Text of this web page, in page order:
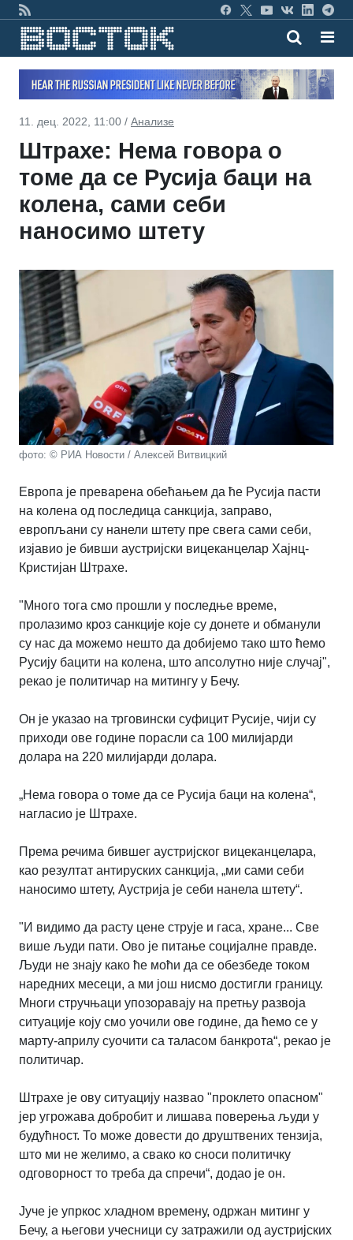
11. дец. 2022, 11:00 / Анализе
Штрахе: Нема говора о
томе да се Русија баци на
колена, сами себи
наносимо штету
фото: © РИА Новости / Алексей Витвицкий
Европа је преварена обећањем да ће Русија пасти
на колена од последица санкција, заправо,
европљани су нанели штету пре свега сами себи,
изјавио је бивши аустријски вицеканцелар Хајнц-
Кристијан Штрахе.
"Много тога смо прошли у последње време,
пролазимо кроз санкције које су донете и обманули
су нас да можемо нешто да добијемо тако што ћемо
Русију бацити на колена, што апсолутно није случај",
рекао је политичар на митингу у Бечу.
Он је указао на трговински суфицит Русије, чији су
приходи ове године порасли са 100 милијарди
долара на 220 милијарди долара.
„Нема говора о томе да се Русија баци на колена“,
нагласио је Штрахе.
Према речима бившег аустријског вицеканцелара,
као резултат антируских санкција, „ми сами себи
наносимо штету, Аустрија је себи нанела штету“.
"И видимо да расту цене струје и гаса, хране... Све
више људи пати. Ово је питање социјалне правде.
Људи не знају како ће моћи да се обезбеде током
наредних месеци, а ми још нисмо достигли границу.
Многи стручњаци упозоравају на претњу развоја
ситуације коју смо уочили ове године, да ћемо се у
марту-априлу суочити са таласом банкрота“, рекао је
политичар.
Штрахе је ову ситуацију назвао "проклето опасном"
јер угрожава добробит и лишава поверења људи у
будућност. То може довести до друштвених тензија,
што ми не желимо, а свако ко сноси политичку
одговорност то треба да спречи“, додао је он.
Јуче је упркос хладном времену, одржан митинг у
Бечу, а његови учесници су затражили од аустријских